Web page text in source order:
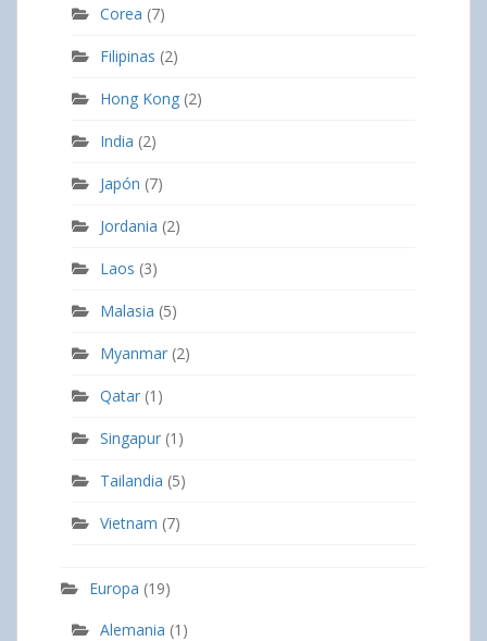
Corea (7)
Filipinas (2)
Hong Kong (2)
India (2)
Japón (7)
Jordania (2)
Laos (3)
Malasia (5)
Myanmar (2)
Qatar (1)
Singapur (1)
Tailandia (5)
Vietnam (7)
Europa (19)
Alemania (1)